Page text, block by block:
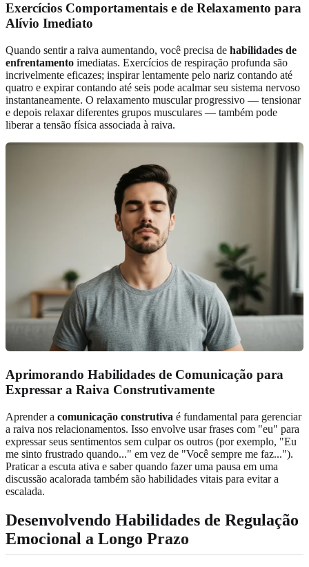
Exercícios Comportamentais e de Relaxamento para
Alívio Imediato
Quando sentir a raiva aumentando, você precisa de habilidades de
enfrentamento imediatas. Exercícios de respiração profunda são
incrivelmente eficazes; inspirar lentamente pelo nariz contando até
quatro e expirar contando até seis pode acalmar seu sistema nervoso
instantaneamente. O relaxamento muscular progressivo — tensionar
e depois relaxar diferentes grupos musculares — também pode
liberar a tensão física associada à raiva.
Aprimorando Habilidades de Comunicação para
Expressar a Raiva Construtivamente
Aprender a comunicação construtiva é fundamental para gerenciar
a raiva nos relacionamentos. Isso envolve usar frases com "eu" para
expressar seus sentimentos sem culpar os outros (por exemplo, "Eu
me sinto frustrado quando..." em vez de "Você sempre me faz...").
Praticar a escuta ativa e saber quando fazer uma pausa em uma
discussão acalorada também são habilidades vitais para evitar a
escalada.
Desenvolvendo Habilidades de Regulação
Emocional a Longo Prazo